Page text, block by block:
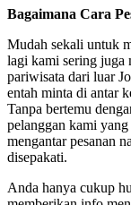
Bagaimana Cara
Mudah sekali untuk
lagi kami sering juga
pariwisata dari luar
entah minta di antar
Tanpa bertemu
pelanggan kami
mengantar pesanan
disepakati.
Anda hanya cukup